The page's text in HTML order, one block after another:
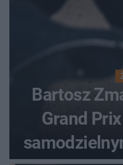
Bartosz
Grand